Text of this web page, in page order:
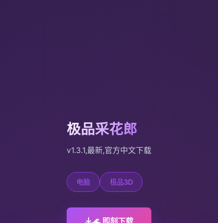
极品采花郎
v1.3.1,最新,官方中文下载
电脑 极品3D
🌊 即刻下载